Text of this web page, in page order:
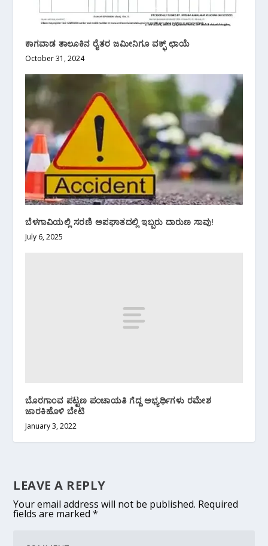
ಕಾಗವಾಡ ತಾಲೂಕಿನ ರೈತರ ಜಮೀನಿಗೂ ವಕ್ಫ್ ಛಾಯೆ
October 31, 2024
ಬೆಳಗಾವಿಯಲ್ಲಿ ಸರಣಿ ಅಪಘಾತದಲ್ಲಿ ಇಬ್ಬರು ದಾರುಣ ಸಾವು!
July 6, 2025
ಬೊರಗಾಂವ ಪಟ್ಟಣ ಪಂಚಾಯತಿ ಗೆದ್ದ ಅಭ್ಯರ್ಥಿಗಳು ರಮೇಶ
ಜಾರಕಿಹೊಳಿ ಬೇಟಿ
January 3, 2022
LEAVE A REPLY
Your email address will not be published. Required
fields are marked*